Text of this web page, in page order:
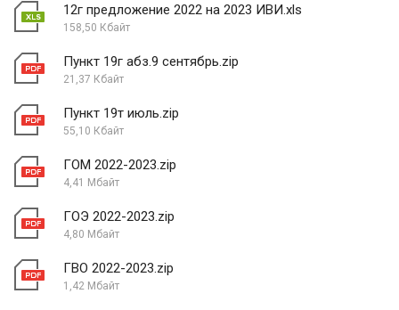
12г предложение 2022 на 2023 ИВИ.xls
158,50 Кбайт
Пункт 19г абз.9 сентябрь.zip
21,37 Кбайт
Пункт 19т июль.zip
55,10 Кбайт
ГОМ 2022-2023.zip
4,41 Мбайт
ГОЭ 2022-2023.zip
4,80 Мбайт
ГВО 2022-2023.zip
1,42 Мбайт